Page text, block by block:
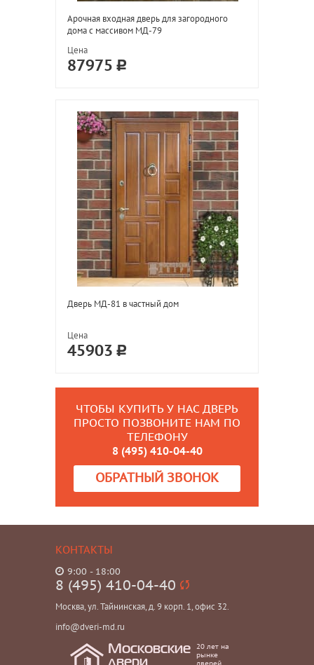
Арочная входная дверь для загородного
дома с массивом МД-79
Цена
87975
Дверь МД-81 в частный дом
Цена
45903
ЧТОБЫ КУПИТЬ У НАС ДВЕРЬ
ПРОСТО ПОЗВОНИТЕ НАМ ПО
ТЕЛЕФОНУ
8 (495) 410-04-40
ОБРАТНЫЙ ЗВОНОК
КОНТАКТЫ
9:00 - 18:00
8 (495) 410-04-40
Москва, ул. Тайнинская, д. 9 корп. 1, офис 32.
info@dveri-md.ru
Московские
двери
20 лет на
рынке